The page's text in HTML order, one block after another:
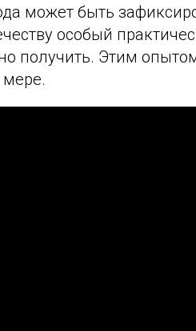
может быть
особый
получить. Этим
мере.